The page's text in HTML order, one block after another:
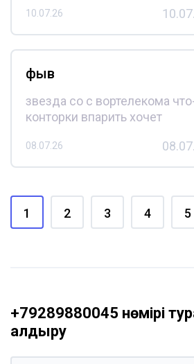
10.07.26
фыв
звезда со с вортелекома
конторки впарить хочет
08.07.26
1 2 3 4 5
+79289880045 нөмірі
қалдыру